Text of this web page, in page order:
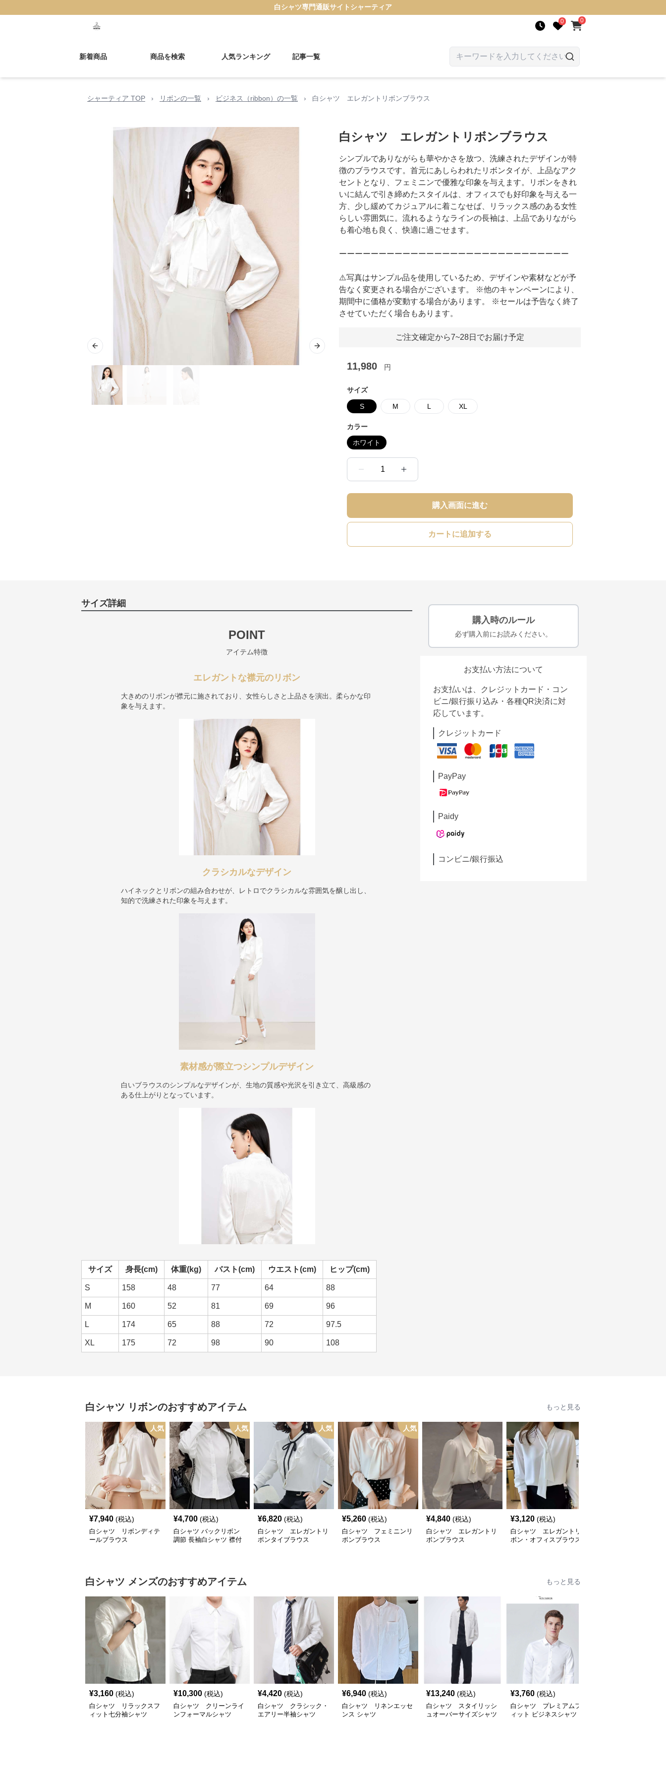
白シャツ専門通販サイト シャーティア
0 0
新着商品 商品を検索 人気ランキング 記事一覧
シャーティア TOP › リボンの一覧 › ビジネス（ribbon）の一覧 › 白シャツ エレガントリボンブラウス
Previous slide Next slide
白シャツ エレガントリボンブラウス
シンプルでありながらも華やかさを放つ、洗練されたデザインが特
徴のブラウスです。首元にあしらわれたリボンタイが、上品なアク
セントとなり、フェミニンで優雅な印象を与えます。リボンをきれ
いに結んで引き締めたスタイルは、オフィスでも好印象を与える一
方、少し緩めてカジュアルに着こなせば、リラックス感のある女性
らしい雰囲気に。流れるようなラインの長袖は、上品でありながら
も着心地も良く、快適に過ごせます。
ーーーーーーーーーーーーーーーーーーーーーーーーーーーーー
⚠️写真はサンプル品を使用しているため、デザインや素材などが予
告なく変更される場合がございます。 ※他のキャンペーンにより、
期間中に価格が変動する場合があります。 ※セールは予告なく終了
させていただく場合もあります。
ご注文確定から7~28日でお届け予定
11,980 円
サイズ
S M L XL
カラー
ホワイト
1
購入画面に進む
カートに追加する
サイズ詳細
POINT
アイテム特徴
エレガントな襟元のリボン
大きめのリボンが襟元に施されており、女性らしさと上品さを演出。柔らかな印
象を与えます。
クラシカルなデザイン
ハイネックとリボンの組み合わせが、レトロでクラシカルな雰囲気を醸し出し、
知的で洗練された印象を与えます。
素材感が際立つシンプルデザイン
白いブラウスのシンプルなデザインが、生地の質感や光沢を引き立て、高級感の
ある仕上がりとなっています。
サイズ 身長(cm) 体重(kg) バスト(cm) ウエスト(cm) ヒップ(cm)
S 158 48 77 64 88
M 160 52 81 69 96
L 174 65 88 72 97.5
XL 175 72 98 90 108
購入時のルール
必ず購入前にお読みください。
お支払い方法について
お支払いは、クレジットカード・コン
ビニ/銀行振り込み・各種QR決済に対
応しています。
クレジットカード
PayPay
Paidy
コンビニ/銀行振込
白シャツ リボンのおすすめアイテム もっと見る
人気
¥7,940 (税込)
白シャツ リボンディテ
ールブラウス
人気
¥4,700 (税込)
白シャツ バックリボン
調節 長袖白シャツ 襟付
人気
¥6,820 (税込)
白シャツ エレガントリ
ボンタイブラウス
人気
¥5,260 (税込)
白シャツ フェミニンリ
ボンブラウス
¥4,840 (税込)
白シャツ エレガントリ
ボンブラウス
¥3,120 (税込)
白シャツ エレガントリ
ボン・オフィスブラウス
白シャツ メンズのおすすめアイテム もっと見る
¥3,160 (税込)
白シャツ リラックスフ
ィット七分袖シャツ
¥10,300 (税込)
白シャツ クリーンライ
ンフォーマルシャツ
¥4,420 (税込)
白シャツ クラシック・
エアリー半袖シャツ
¥6,940 (税込)
白シャツ リネンエッセ
ンス シャツ
¥13,240 (税込)
白シャツ スタイリッシ
ュオーバーサイズシャツ
¥3,760 (税込)
白シャツ プレミアムフ
ィット ビジネスシャツ